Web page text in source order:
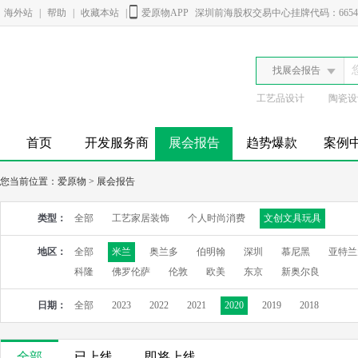
海外站 帮助 收藏本站 爱原物APP 深圳前海股权交易中心挂牌代码：
找展会报告
工艺品设计 陶瓷
首页 开发服务商 展会报告 趋势爆款 案例
您当前位置： 爱原物 > 展会报告
类型： 全部 工艺家居装饰 个人时尚消费 文创文具玩具
地区： 全部 米兰 奥兰多 伯明翰 深圳 慕尼黑
亚特
科隆
佛罗伦萨 伦敦 欧美 东京 新奥尔良
日期： 全部 2023 2022 2021 2020 2019 2018